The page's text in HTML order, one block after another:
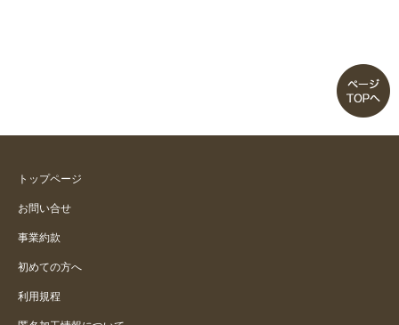
トップページ
お問い合せ
事業約款
初めての方へ
利用規程